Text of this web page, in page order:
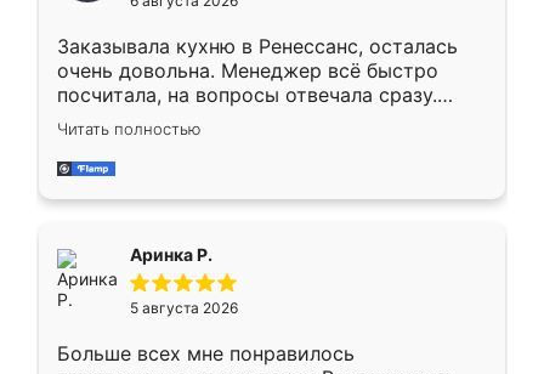
мебели буду заказывать только здесь.
Заказывала кухню в Ренессанс, осталась
очень довольна. Менеджер всё быстро
посчитала, на вопросы отвечала сразу.
Замерщик приехал в субботу, подошёл к
делу со всей ответственностью. Собрали
за день, ребята работали аккуратно, даже
Читать полностью
Аринка Р.
5 августа 2026
Больше всех мне понравилось